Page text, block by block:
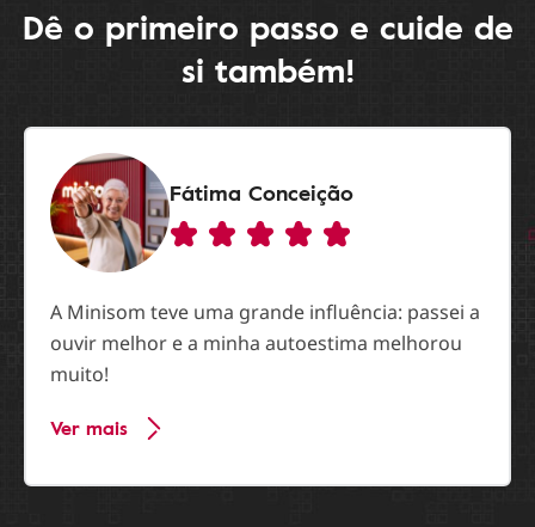
Dê o primeiro passo e cuide de
si também!
Fátima Conceição
A Minisom teve uma grande influência: passei a
ouvir melhor e a minha autoestima melhorou
muito!
Ver mais